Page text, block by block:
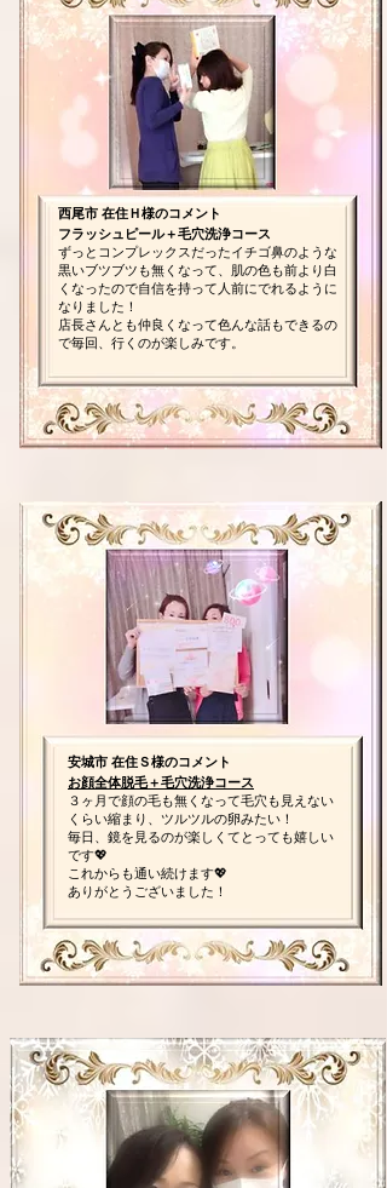
フラッシュピール＋毛穴洗浄コース
ずっとコンプレックスだったイチゴ鼻のような
黒いブツブツも無くなって、肌の色も前より白
くなったので自信を持って人前にでれるように
なりました！
店長さんとも仲良くなって色んな話もできるの
で毎回、行くのが楽しみです。
西尾市 在住Ｈ様のコメント
お顔全体脱毛＋毛穴洗浄コース
３ヶ月で顔の毛も無くなって毛穴も見えない
くらい縮まり、ツルツルの卵みたい！
毎日、鏡を見るのが楽しくてとっても嬉しい
です💖
これからも通い続けます💖
ありがとうございました！
安城市 在住Ｓ様のコメント